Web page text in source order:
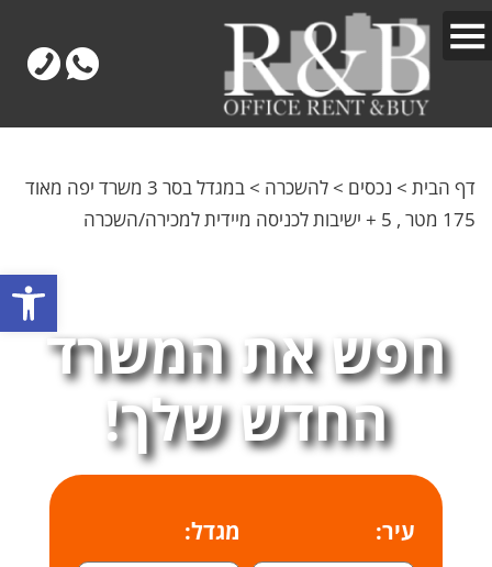
דף הבית > נכסים > להשכרה >
במגדל בסר 3 משרד יפה מאוד
175 מטר , 5 + ישיבות לכניסה מיידית למכירה/השכרה
חפש את המשרד
החדש שלך!
עיר: מגדל: